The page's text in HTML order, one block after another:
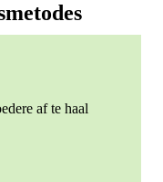
af te haal